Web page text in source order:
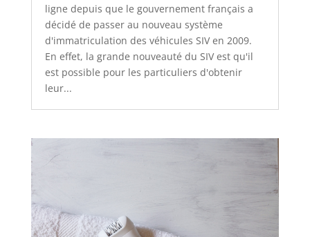
ligne depuis que le gouvernement français a
décidé de passer au nouveau système
d'immatriculation des véhicules SIV en 2009.
En effet, la grande nouveauté du SIV est qu'il
est possible pour les particuliers d'obtenir
leur...